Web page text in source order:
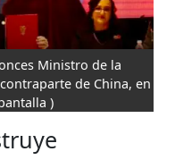
Ministro de la
de China, en
)